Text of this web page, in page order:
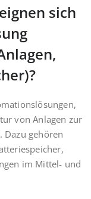
sich
von Anlagen zur
Dazu gehören
im Mittel- und